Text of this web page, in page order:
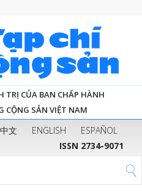
TRỊ CỦA BAN CHẤP HÀNH
CỘNG SẢN VIỆT NAM
中文 ENGLISH
ESPAÑOL
ISSN 2734-9071